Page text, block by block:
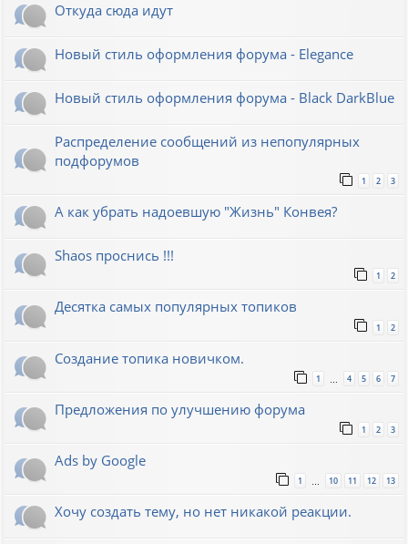
Откуда сюда идут
Новый стиль оформления форума - Elegance
Новый стиль оформления форума - Black DarkBlue
Распределение сообщений из непопулярных
подфорумов
1 2 3
А как убрать надоевшую "Жизнь" Конвея?
Shaos проснись !!!
1 2
Десятка самых популярных топиков
1 2
Создание топика новичком.
1 4 5 6 7
Предложения по улучшению форума
1 2 3
Ads by Google
1 10 11 12 13
Хочу создать тему, но нет никакой реакции.